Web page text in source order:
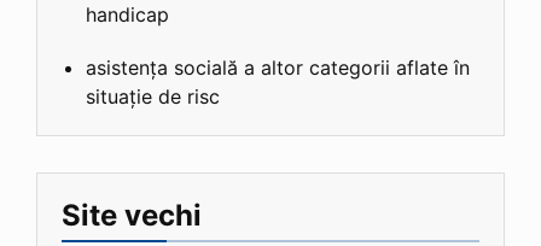
handicap
asistența socială a altor categorii aflate în
situație de risc
Site vechi